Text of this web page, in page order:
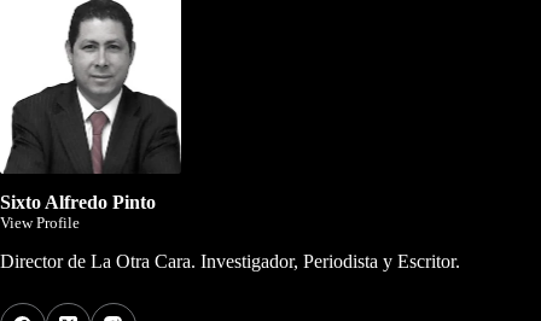
Sixto Alfredo Pinto
View Profile
Director de La Otra Cara. Investigador, Periodista y Escritor.